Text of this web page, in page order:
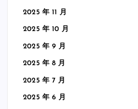
2025 年 11 月
2025 年 10 月
2025 年 9 月
2025 年 8 月
2025 年 7 月
2025 年 6 月